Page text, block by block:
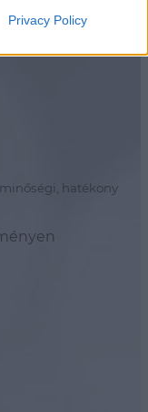
Privacy Policy
hatékony